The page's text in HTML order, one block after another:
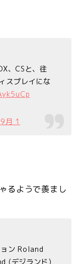
、CSと、往
スプレイにな
月 1
るようで羨まし
ン Roland